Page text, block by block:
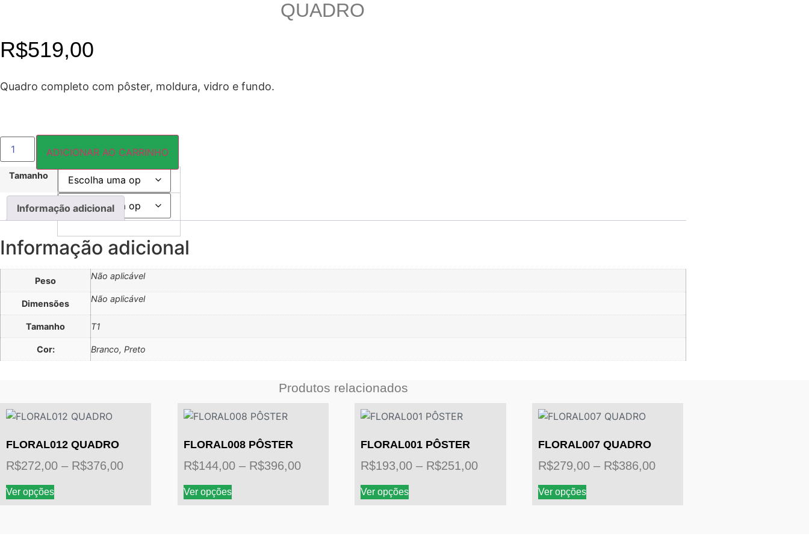
QUADRO
R$519,00
Quadro completo com pôster, moldura, vidro e fundo.
Tamanho
FLORAL019
QUADRO
quantidade
ADICIONAR AO CARRINHO
Informação adicional
Informação adicional
Peso Não aplicável
Dimensões Não aplicável
Tamanho T1
Cor: Branco, Preto
Produtos relacionados
FLORAL012 QUADRO
R$272,00 – R$376,00Faixa
Ver opçõesEste
produto
FLORAL008 PÔSTER
R$144,00 – R$396,00Faixa
Ver opçõesEste
produto
FLORAL001 PÔSTER
R$193,00 – R$251,00Faixa
Ver opçõesEste
produto
FLORAL007 QUADRO
R$279,00 – R$386,00Faixa
Ver opçõesEste
produto